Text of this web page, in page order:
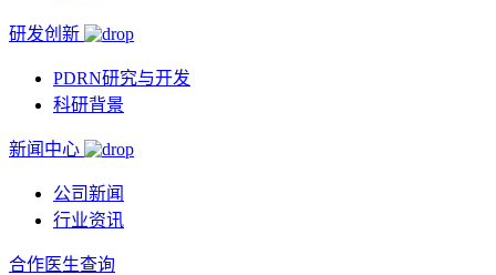
研发创新
PDRN研究与开发
科研背景
新闻中心
公司新闻
行业资讯
合作医生查询